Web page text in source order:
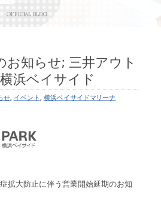
Parts＆Apparel
OFFICIAL BLOG
お知らせ; 三井アウト
浜ベイサイド
せ, イベント 横浜ベイサイドマリーナ
拡大防止に伴う営業開始延期のお知